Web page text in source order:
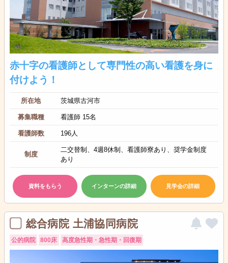
赤十字の看護師として専門性の高い看護を身に
付けよう！
所在地 茨城県古河市
募集職種 看護師 15名
看護師数 196人
制度
二交替制、4週8休制、看護師寮あり、奨学金制度
あり
資料をもらう インターンの詳細 見学会の詳細
総合病院 土浦協同病院
公的病院 800床 高度急性期・急性期・回復期